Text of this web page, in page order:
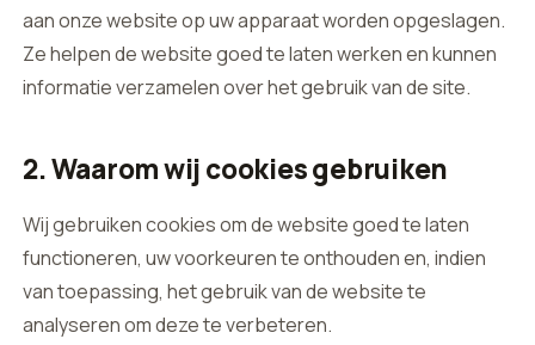
aan onze website op uw apparaat worden opgeslagen.
Ze helpen de website goed te laten werken en kunnen
informatie verzamelen over het gebruik van de site.
2. Waarom wij cookies gebruiken
Wij gebruiken cookies om de website goed te laten
functioneren, uw voorkeuren te onthouden en, indien
van toepassing, het gebruik van de website te
analyseren om deze te verbeteren.